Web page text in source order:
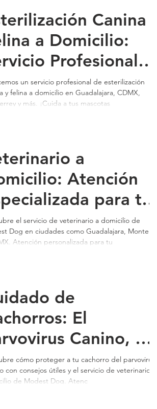
Canina y
a Domicilio:
Profesional
Guadalajara,
Monterrey, y
Positivo
un servicio profesional de esterilización
y felina a domicilio en Guadalajara, CDMX,
y más. ¡Cuida a tus mascotas
a
Atención
para tu
en México
Modest Dog
el servicio de veterinario a domicilio de
Dog en ciudades como Guadalajara, Monterrey
Atención personalizada para tu
de
El
Canino, Un
Común en
Jóvenes
cómo proteger a tu cachorro del parvovirus
con consejos útiles y el servicio de veterinario a
de Modest Dog. Atenc